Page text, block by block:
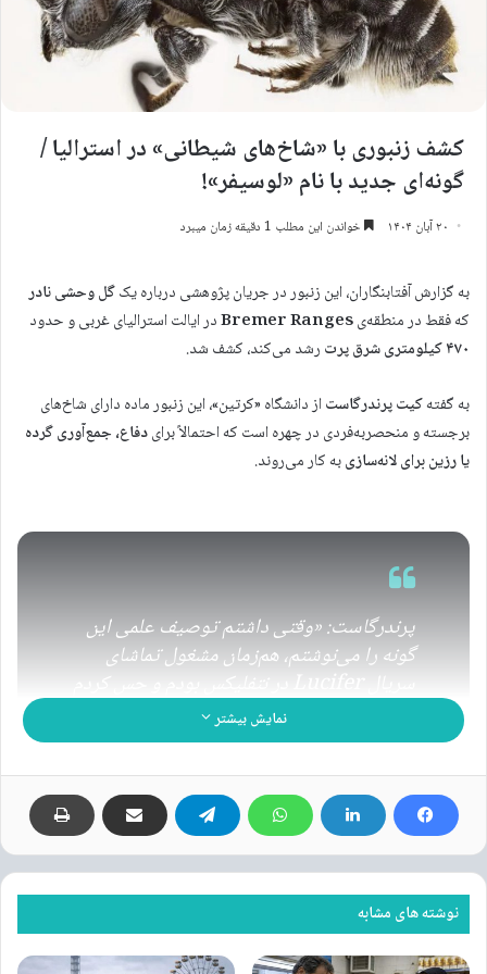
کشف زنبوری با «شاخ‌های شیطانی» در استرالیا /
گونه‌ای جدید با نام «لوسیفر»!
۲۰ آبان ۱۴۰۴ خواندن این مطلب 1 دقیقه زمان میبرد
به گزارش آفتابنگاران، این زنبور در جریان پژوهشی درباره‌ یکگل وحشی نادر
که فقط در منطقه‌یBremer Rangesدر ایالت استرالیای غربی و حدود
۴۷۰ کیلومتری شرق پرت
رشد می‌کند، کشف شد.
به گفته‌کیت پرندرگاستاز دانشگاه «کرتین»، این زنبور ماده دارای شاخ‌های
برجسته و منحصربه‌فردی در چهره است که احتمالاً برایدفاع، جمع‌آوری گرده
یا رزین برای لانه‌سازیبه کار می‌روند.
پرندرگاست: «وقتی داشتم توصیف علمی این
گونه را می‌نوشتم، هم‌زمان مشغول تماشای
سریالLuciferدر نتفلیکس بودم و حس کردم
این نام کاملاً برازنده‌ این زنبور است.
چرا «لوسیفر»؟
واژه‌یLuciferدر لاتین به معنی«آورنده‌ نور» و در مسیحیت، نامِ شیطان
پیش از سقوطِاست. به گفته‌ پرندرگاست، این نام نه‌تنها اشاره‌ای شوخ‌طبعانه
به ظاهر زنبور دارد، بلکه یادآور ضرورت
زنبورهای بومینیز هست. او تأکید می‌کند که این نخستین گونه‌ جدید از این
خانواده‌ زنبورها در۲۰ سال گذشته است.
نمایش بیشتر
نوشته های مشابه